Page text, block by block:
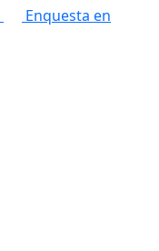
Enquesta en